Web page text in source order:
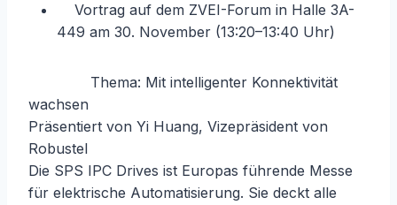
Vortrag auf dem ZVEI-Forum in Halle 3A-
449 am 30. November (13:20–13:40 Uhr)
Thema: Mit intelligenter Konnektivität
wachsen
Präsentiert von Yi Huang, Vizepräsident von
Robustel
Die SPS IPC Drives ist Europas führende Messe
für elektrische Automatisierung. Sie deckt alle